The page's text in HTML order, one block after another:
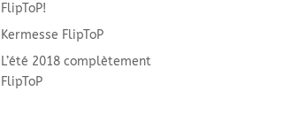
FlipToP!
Kermesse FlipToP
L’été 2018 complètement
FlipToP